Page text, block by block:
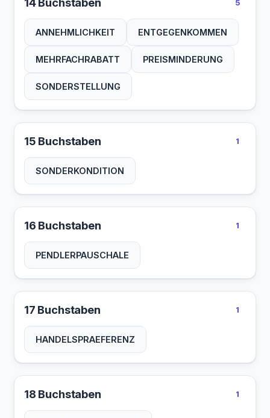
5
ANNEHMLICHKEIT ENTGEGENKOMMEN
MEHRFACHRABATT PREISMINDERUNG
SONDERSTELLUNG
15 Buchstaben 1
SONDERKONDITION
16 Buchstaben 1
PENDLERPAUSCHALE
17 Buchstaben 1
HANDELSPRAEFERENZ
18 Buchstaben 1